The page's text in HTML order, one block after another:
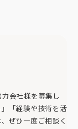
会社様を募集し
「経験や技術を活
ぜひ一度ご相談く